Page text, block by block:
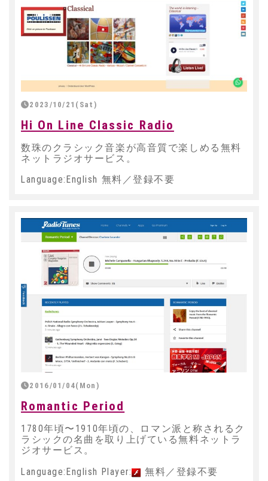
2023/10/21(Sat)
Hi On Line Classic Radio
数珠のクラシック音楽が高音質で楽しめる無料
ネットラジオサービス。
Language:English 無料／登録不要
2016/01/04(Mon)
Romantic Period
1780年頃〜1910年頃の、ロマン派と称されるク
ラシックの名曲を取り上げている無料ネットラ
ジオサービス。
Language:English Player:
無料／登録不要